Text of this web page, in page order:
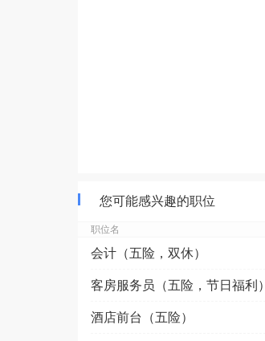
您可能感兴趣的职位
职位名
会计（五险，双休）
客房服务员（五险，节日福利）
酒店前台（五险）